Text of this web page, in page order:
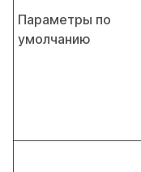
Параметры по
умолчанию